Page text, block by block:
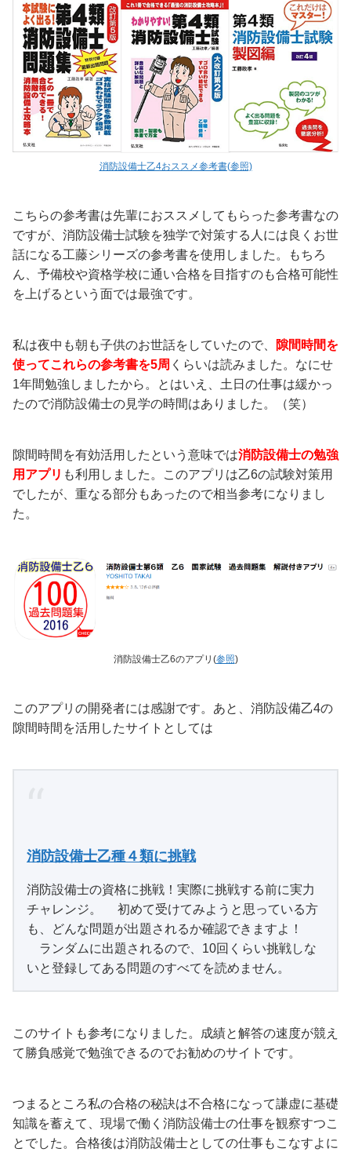
消防設備士乙4おススメ参考書(参照)
こちらの参考書は先輩におススメしてもらった参考書なの
ですが、消防設備士試験を独学で対策する人には良くお世
話になる工藤シリーズの参考書を使用しました。もちろ
ん、予備校や資格学校に通い合格を目指すのも合格可能性
を上げるという面では最強です。
私は夜中も朝も子供のお世話をしていたので、
隙間時間を
使ってこれらの参考書を5周 くらいは読みました。なにせ
1年間勉強しましたから。とはいえ、土日の仕事は緩かっ
たので消防設備士の見学の時間はありました。（笑）
隙間時間を有効活用したという意味では消防設備士の勉強
用アプリ も利用しました。このアプリは乙6の試験対策用
でしたが、重なる部分もあったので相当参考になりまし
た。
消防設備士乙6のアプリ(参照)
このアプリの開発者には感謝です。あと、消防設備乙4の
隙間時間を活用したサイトとしては
消防設備士乙種４類に挑戦
消防設備士の資格に挑戦！実際に挑戦する前に実力
チャレンジ。 初めて受けてみようと思っている方
も、どんな問題が出題されるか確認できますよ！
ランダムに出題されるので、10回くらい挑戦しな
いと登録してある問題のすべてを読めません。
このサイトも参考になりました。成績と解答の速度が競え
て勝負感覚で勉強できるのでお勧めのサイトです。
つまるところ私の合格の秘訣は不合格になって謙虚に基礎
知識を蓄えて、現場で働く消防設備士の仕事を観察すつこ
とでした。合格後は消防設備士としての仕事もこなすよに